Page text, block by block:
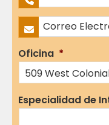
Correo
Oficina *
Especialidad de